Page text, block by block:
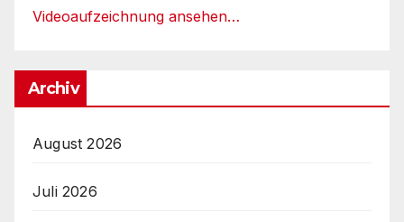
Videoaufzeichnung ansehen…
Archiv
August 2026
Juli 2026